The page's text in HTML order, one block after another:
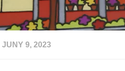
JUNY 9, 2023